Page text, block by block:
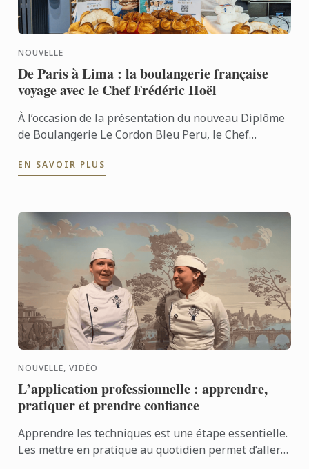
NOUVELLE
De Paris à Lima : la boulangerie française
voyage avec le Chef Frédéric Hoël
À l’occasion de la présentation du nouveau Diplôme
de Boulangerie Le Cordon Bleu Peru, le Chef
savoir-faire de ...
EN SAVOIR PLUS
NOUVELLE, VIDÉO
L’application professionnelle : apprendre,
pratiquer et prendre confiance
Apprendre les techniques est une étape essentielle.
Les mettre en pratique au quotidien permet d’aller